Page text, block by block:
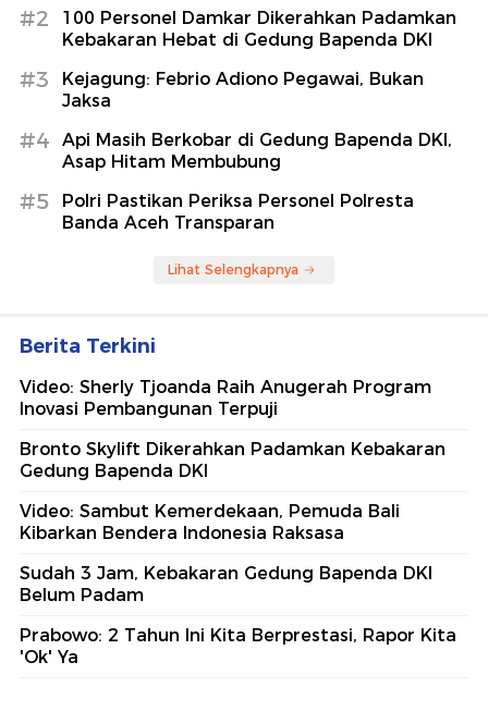
#2
100 Personel Damkar Dikerahkan Padamkan
Kebakaran Hebat di Gedung Bapenda DKI
#3
Kejagung: Febrio Adiono Pegawai, Bukan
Jaksa
#4
Api Masih Berkobar di Gedung Bapenda DKI,
Asap Hitam Membubung
#5
Polri Pastikan Periksa Personel Polresta
Banda Aceh Transparan
Lihat Selengkapnya
Berita Terkini
Video: Sherly Tjoanda Raih Anugerah Program
Inovasi Pembangunan Terpuji
Bronto Skylift Dikerahkan Padamkan Kebakaran
Gedung Bapenda DKI
Video: Sambut Kemerdekaan, Pemuda Bali
Kibarkan Bendera Indonesia Raksasa
Sudah 3 Jam, Kebakaran Gedung Bapenda DKI
Belum Padam
Prabowo: 2 Tahun Ini Kita Berprestasi, Rapor Kita
'Ok' Ya